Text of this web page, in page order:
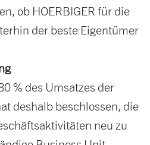
ob HOERBIGER für die
der beste Eigentümer
% des Umsatzes der
deshalb beschlossen, die
neu zu